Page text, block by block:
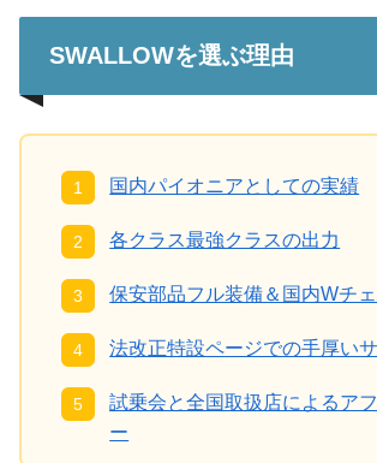
SWALLOWを選ぶ理由
国内パイオニアとしての実績
各クラス最強クラスの出力
保安部品フル装備＆国内Wチ
法改正特設ページでの手厚い
試乗会と全国取扱店によるア
ー